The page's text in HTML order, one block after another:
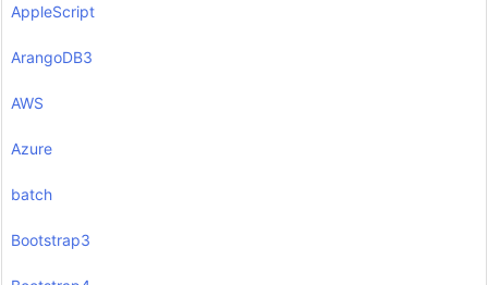
AppleScript
ArangoDB3
AWS
Azure
batch
Bootstrap3